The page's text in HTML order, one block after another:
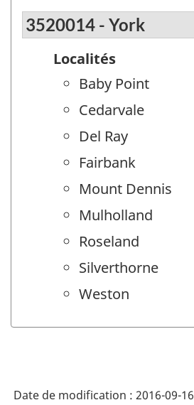
3520014 - York
Localités
Baby Point
Cedarvale
Del Ray
Fairbank
Mount Dennis
Mulholland
Roseland
Silverthorne
Weston
Date de modification : 2016-09-16